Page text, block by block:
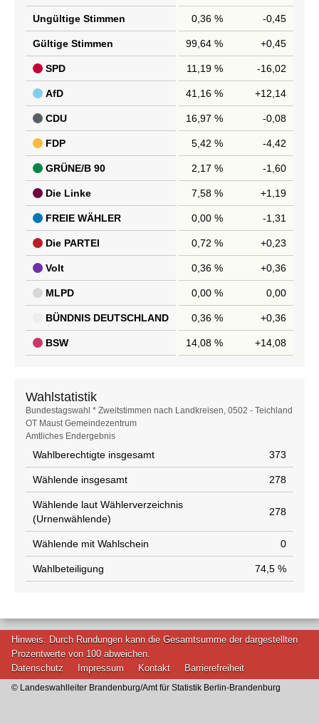
Ungültige Stimmen 0,36 % -0,45
Gültige Stimmen 99,64 % +0,45
SPD 11,19 % -16,02
AfD 41,16 % +12,14
CDU 16,97 % -0,08
FDP 5,42 % -4,42
GRÜNE/B 90 2,17 % -1,60
Die Linke 7,58 % +1,19
FREIE WÄHLER 0,00 % -1,31
Die PARTEI 0,72 % +0,23
Volt 0,36 % +0,36
MLPD 0,00 % 0,00
BÜNDNIS DEUTSCHLAND 0,36 % +0,36
BSW 14,08 % +14,08
Wahlstatistik
Wahlstatistik
Bundestagswahl * Zweitstimmen nach Landkreisen, 0502 - Teichland
OT Maust Gemeindezentrum
Amtliches Endergebnis
Wahlberechtigte insgesamt 373
Wählende insgesamt 278
Wählende laut Wählerverzeichnis
(Urnenwählende)
278
Wählende mit Wahlschein 0
Wahlbeteiligung 74,5 %
Hinweis: Durch Rundungen kann die Gesamtsumme der dargestellten
Prozentwerte von 100 abweichen.
Datenschutz
Impressum Kontakt Barrierefreiheit
© Landeswahlleiter Brandenburg/Amt für Statistik Berlin-Brandenburg